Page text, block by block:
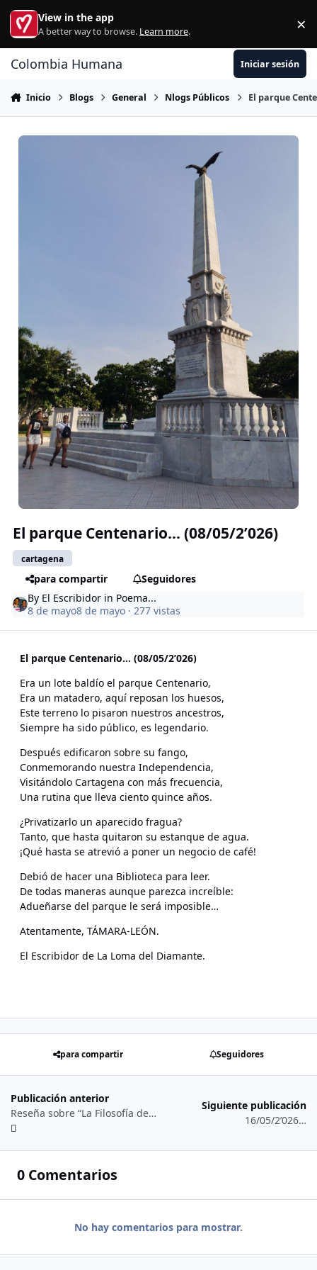
Ir al contenido
View in the app
A better way to browse. Learn more. ×
Colombia Humana Iniciar sesión
Inicio Blogs General Nlogs Públicos El parque
El parque Centenario… (08/05/2’026)
cartagena
para compartir
Seguidores
By El Escribidor in Poema...
8 de mayo8 de mayo · 277 vistas
El parque Centenario… (08/05/2’026)
Era un lote baldío el parque Centenario,
Era un matadero, aquí reposan los huesos,
Este terreno lo pisaron nuestros ancestros,
Siempre ha sido público, es legendario.
Después edificaron sobre su fango,
Conmemorando nuestra Independencia,
Visitándolo Cartagena con más frecuencia,
Una rutina que lleva ciento quince años.
¿Privatizarlo un aparecido fragua?
Tanto, que hasta quitaron su estanque de agua.
¡Qué hasta se atrevió a poner un negocio de café!
Debió de hacer una Biblioteca para leer.
De todas maneras aunque parezca increíble:
Adueñarse del parque le será imposible…
Atentamente, TÁMARA-LEÓN.
El Escribidor de La Loma del Diamante.
para compartir Seguidores
Publicación anterior
Reseña sobre “La Filosofía del Fuego” de la Biblioteca Rosa Cruz Randolph-Clymer… (03/04/2’026)
Siguiente publicación
16/05/2’026…
0 Comentarios
No hay comentarios para mostrar.